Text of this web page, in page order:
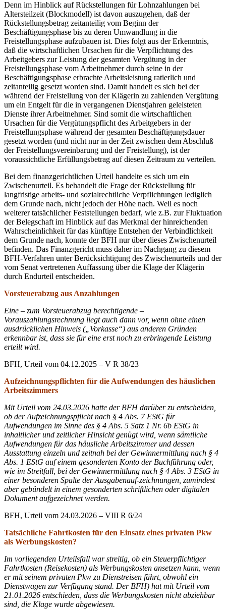
Denn im Hinblick auf Rückstellungen für Lohnzahlungen bei
Altersteilzeit (Blockmodell) ist davon auszugehen, daß der
Rückstellungsbetrag zeitanteilig vom Beginn der
Beschäftigungsphase bis zu deren Umwandlung in die
Freistellungsphase aufzubauen ist. Dies folgt aus der Erkenntnis,
daß die wirtschaftlichen Ursachen für die Verpflichtung des
Arbeitgebers zur Leistung der gesamten Vergütung in der
Freistellungsphase vom Arbeitnehmer durch seine in der
Beschäftigungsphase erbrachte Arbeitsleistung ratierlich und
zeitanteilig gesetzt worden sind. Damit handelt es sich bei der
während der Freistellung von der Klägerin zu zahlenden Vergütung
um ein Entgelt für die in vergangenen Dienstjahren geleisteten
Dienste ihrer Arbeitnehmer. Sind somit die wirtschaftlichen
Ursachen für die Vergütungspflicht des Arbeitgebers in der
Freistellungsphase während der gesamten Beschäftigungsdauer
gesetzt worden (und nicht nur in der Zeit zwischen dem Abschluß
der Freistellungsvereinbarung und der Freistellung), ist der
voraussichtliche Erfüllungsbetrag auf diesen Zeitraum zu verteilen.
Bei dem finanzgerichtlichen Urteil handelte es sich um ein
Zwischenurteil. Es behandelt die Frage der Rückstellung für
langfristige arbeits- und sozialrechtliche Verpflichtungen lediglich
dem Grunde nach, nicht jedoch der Höhe nach. Weil es noch
weiterer tatsächlicher Feststellungen bedarf, wie z.B. zur Fluktuation
der Belegschaft im Hinblick auf das Merkmal der hinreichenden
Wahrscheinlichkeit für das künftige Entstehen der Verbindlichkeit
dem Grunde nach, konnte der BFH nur über dieses Zwischenurteil
befinden. Das Finanzgericht muss daher im Nachgang zu diesem
BFH-Verfahren unter Berücksichtigung des Zwischenurteils und der
vom Senat vertretenen Auffassung über die Klage der Klägerin
durch Endurteil entscheiden.
Vorsteuerabzug aus Anzahlungen
Eine – zum Vorsteuerabzug berechtigende –
Vorauszahlungsrechnung liegt auch dann vor, wenn ohne einen
ausdrücklichen Hinweis („Vorkasse“) aus anderen Gründen
erkennbar ist, dass sie für eine erst noch zu erbringende Leistung
erteilt wird.
BFH, Urteil vom 04.12.2025 – V R 38/23
Aufzeichnungspflichten für die Aufwendungen des häuslichen
Arbeitszimmers
Mit Urteil vom 24.03.2026 hatte der BFH darüber zu entscheiden,
ob der Aufzeichnungspflicht nach § 4 Abs. 7 EStG für
Aufwendungen im Sinne des § 4 Abs. 5 Satz 1 Nr. 6b EStG in
inhaltlicher und zeitlicher Hinsicht genügt wird, wenn sämtliche
Aufwendungen für das häusliche Arbeitszimmer und dessen
Ausstattung einzeln und zeitnah bei der Gewinnermittlung nach § 4
Abs. 1 EStG auf einem gesonderten Konto der Buchführung oder,
wie im Streitfall, bei der Gewinnermittlung nach § 4 Abs. 3 EStG in
einer besonderen Spalte der Ausgabenauf-zeichnungen, zumindest
aber gebündelt in einem gesonderten schriftlichen oder digitalen
Dokument aufgezeichnet werden.
BFH, Urteil vom 24.03.2026 – VIII R 6/24
Tatsächliche Fahrtkosten für den Einsatz eines privaten Pkw
als Werbungskosten?
Im vorliegenden Urteilsfall war streitig, ob ein Steuerpflichtiger
Fahrtkosten (Reisekosten) als Werbungskosten ansetzen kann, wenn
er mit seinem privaten Pkw zu Dienstreisen fährt, obwohl ein
Dienstwagen zur Verfügung stand. Der BFH) hat mit Urteil vom
21.01.2026 entschieden, dass die Werbungskosten nicht abziehbar
sind, die Klage wurde abgewiesen.